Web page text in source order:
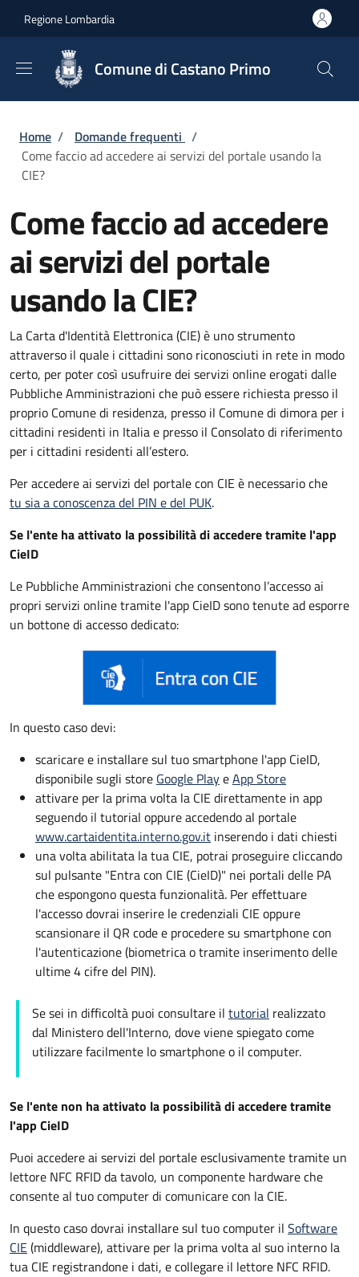
Regione Lombardia
Comune di Castano Primo
Briciole di pane
Home / Domande frequenti /
Come faccio ad accedere ai servizi del portale usando la
CIE?
Come faccio ad accedere
ai servizi del portale
usando la CIE?
La Carta d'Identità Elettronica (CIE) è uno strumento
attraverso il quale i cittadini sono riconosciuti in rete in modo
certo, per poter così usufruire dei servizi online erogati dalle
Pubbliche Amministrazioni che può essere richiesta presso il
proprio Comune di residenza, presso il Comune di dimora per i
cittadini residenti in Italia e presso il Consolato di riferimento
per i cittadini residenti all’estero.
Per accedere ai servizi del portale con CIE è necessario che
tu sia a conoscenza del PIN e del PUK.
Se l'ente ha attivato la possibilità di accedere tramite l'app
CieID
Le Pubbliche Amministrazioni che consentono l’accesso ai
propri servizi online tramite l'app CieID sono tenute ad esporre
un bottone di accesso dedicato:
In questo caso devi:
scaricare e installare sul tuo smartphone l'app CieID,
disponibile sugli store Google PlayeApp Store
attivare per la prima volta la CIE direttamente in app
seguendo il tutorial oppure accedendo al portale
www.cartaidentita.interno.gov.it inserendo i dati chiesti
una volta abilitata la tua CIE, potrai proseguire cliccando
sul pulsante "Entra con CIE (CieID)" nei portali delle PA
che espongono questa funzionalità. Per effettuare
l'accesso dovrai inserire le credenziali CIE oppure
scansionare il QR code e procedere su smartphone con
l'autenticazione (biometrica o tramite inserimento delle
ultime 4 cifre del PIN).
Se sei in difficoltà puoi consultare il tutorial realizzato
dal Ministero dell'Interno, dove viene spiegato come
utilizzare facilmente lo smartphone o il computer.
Se l'ente non ha attivato la possibilità di accedere tramite
l'app CieID
Puoi accedere ai servizi del portale esclusivamente tramite un
lettore NFC RFID da tavolo, un componente hardware che
consente al tuo computer di comunicare con la CIE.
In questo caso dovrai installare sul tuo computer il Software
CIE (middleware), attivare per la prima volta al suo interno la
tua CIE registrandone i dati, e collegare il lettore NFC RFID.